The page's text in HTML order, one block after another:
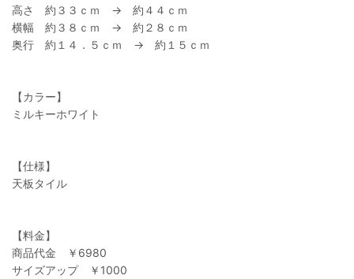
高さ 約３３ｃｍ → 約４４ｃｍ
横幅 約３８ｃｍ → 約２８ｃｍ
奥行 約１４．５ｃｍ → 約１５ｃｍ
【カラー】
ミルキーホワイト
【仕様】
天板タイル
【料金】
商品代金 ￥6980
サイズアップ ￥1000